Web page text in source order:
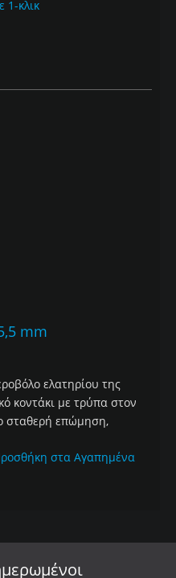
1-κλικ
mm
ελατηρίου της
κοντάκι με τρύπα στον
σταθερή επώμηση,
στα Αγαπημένα